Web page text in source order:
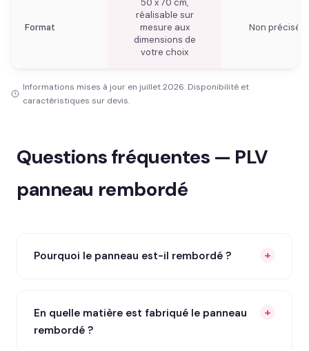
Format
réalisable sur
mesure aux
dimensions de
votre choix
Non précisé
Informations mises à jour en juillet 2026. Disponibilité et
caractéristiques sur devis.
Questions fréquentes — PLV
panneau rembordé
Pourquoi le panneau est-il rembordé ?
En quelle matière est fabriqué le panneau
rembordé ?